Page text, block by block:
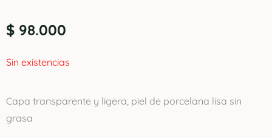
$ 98.000
Sin existencias
Capa transparente y ligera, piel de porcelana lisa sin
grasa